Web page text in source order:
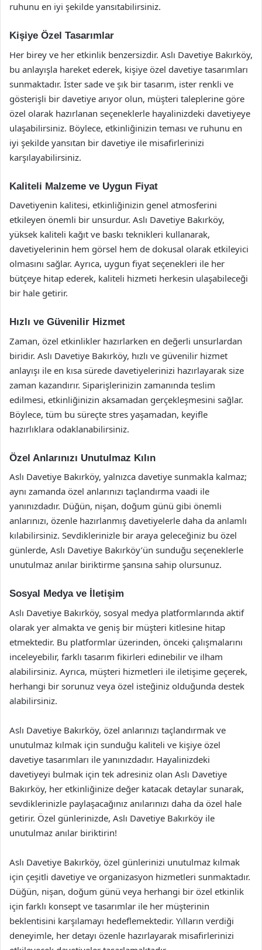
ruhunu en iyi şekilde yansıtabilirsiniz.
Kişiye Özel Tasarımlar
Her birey ve her etkinlik benzersizdir. Aslı Davetiye Bakırköy,
bu anlayışla hareket ederek, kişiye özel davetiye tasarımları
sunmaktadır. İster sade ve şık bir tasarım, ister renkli ve
gösterişli bir davetiye arıyor olun, müşteri taleplerine göre
özel olarak hazırlanan seçeneklerle hayalinizdeki davetiyeye
ulaşabilirsiniz. Böylece, etkinliğinizin teması ve ruhunu en
iyi şekilde yansıtan bir davetiye ile misafirlerinizi
karşılayabilirsiniz.
Kaliteli Malzeme ve Uygun Fiyat
Davetiyenin kalitesi, etkinliğinizin genel atmosferini
etkileyen önemli bir unsurdur. Aslı Davetiye Bakırköy,
yüksek kaliteli kağıt ve baskı teknikleri kullanarak,
davetiyelerinin hem görsel hem de dokusal olarak etkileyici
olmasını sağlar. Ayrıca, uygun fiyat seçenekleri ile her
bütçeye hitap ederek, kaliteli hizmeti herkesin ulaşabileceği
bir hale getirir.
Hızlı ve Güvenilir Hizmet
Zaman, özel etkinlikler hazırlarken en değerli unsurlardan
biridir. Aslı Davetiye Bakırköy, hızlı ve güvenilir hizmet
anlayışı ile en kısa sürede davetiyelerinizi hazırlayarak size
zaman kazandırır. Siparişlerinizin zamanında teslim
edilmesi, etkinliğinizin aksamadan gerçekleşmesini sağlar.
Böylece, tüm bu süreçte stres yaşamadan, keyifle
hazırlıklara odaklanabilirsiniz.
Özel Anlarınızı Unutulmaz Kılın
Aslı Davetiye Bakırköy, yalnızca davetiye sunmakla kalmaz;
aynı zamanda özel anlarınızı taçlandırma vaadi ile
yanınızdadır. Düğün, nişan, doğum günü gibi önemli
anlarınızı, özenle hazırlanmış davetiyelerle daha da anlamlı
kılabilirsiniz. Sevdiklerinizle bir araya geleceğiniz bu özel
günlerde, Aslı Davetiye Bakırköy’ün sunduğu seçeneklerle
unutulmaz anılar biriktirme şansına sahip olursunuz.
Sosyal Medya ve İletişim
Aslı Davetiye Bakırköy, sosyal medya platformlarında aktif
olarak yer almakta ve geniş bir müşteri kitlesine hitap
etmektedir. Bu platformlar üzerinden, önceki çalışmalarını
inceleyebilir, farklı tasarım fikirleri edinebilir ve ilham
alabilirsiniz. Ayrıca, müşteri hizmetleri ile iletişime geçerek,
herhangi bir sorunuz veya özel isteğiniz olduğunda destek
alabilirsiniz.
Aslı Davetiye Bakırköy, özel anlarınızı taçlandırmak ve
unutulmaz kılmak için sunduğu kaliteli ve kişiye özel
davetiye tasarımları ile yanınızdadır. Hayalinizdeki
davetiyeyi bulmak için tek adresiniz olan Aslı Davetiye
Bakırköy, her etkinliğinize değer katacak detaylar sunarak,
sevdiklerinizle paylaşacağınız anılarınızı daha da özel hale
getirir. Özel günlerinizde, Aslı Davetiye Bakırköy ile
unutulmaz anılar biriktirin!
Aslı Davetiye Bakırköy, özel günlerinizi unutulmaz kılmak
için çeşitli davetiye ve organizasyon hizmetleri sunmaktadır.
Düğün, nişan, doğum günü veya herhangi bir özel etkinlik
için farklı konsept ve tasarımlar ile her müşterinin
beklentisini karşılamayı hedeflemektedir. Yılların verdiği
deneyimle, her detayı özenle hazırlayarak misafirlerinizi